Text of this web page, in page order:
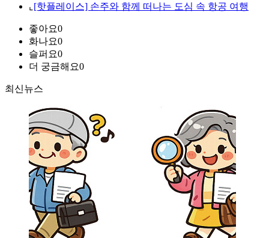
⌞ [핫플레이스] 손주와 함께 떠나는 도심 속 항공 여행
좋아요0
화나요0
슬퍼요0
더 궁금해요0
최신뉴스